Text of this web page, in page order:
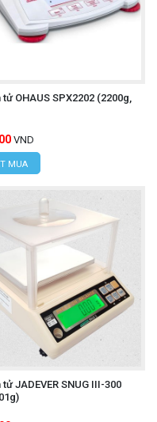
tử OHAUS SPX2202 (2200g,
VND
MUA
tử JADEVER SNUG III-300